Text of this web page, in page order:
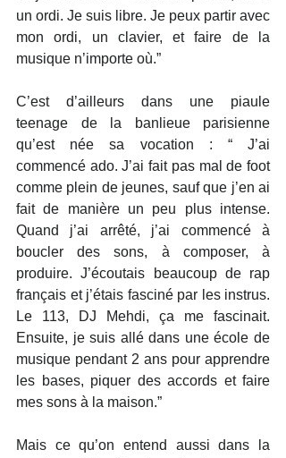
un ordi. Je suis libre. Je peux partir avec
mon ordi, un clavier, et faire de la
musique n’importe où.”
C’est d’ailleurs dans une piaule
teenage de la banlieue parisienne
qu’est née sa vocation : “ J’ai
commencé ado. J’ai fait pas mal de foot
comme plein de jeunes, sauf que j’en ai
fait de manière un peu plus intense.
Quand j’ai arrêté, j’ai commencé à
boucler des sons, à composer, à
produire. J’écoutais beaucoup de rap
français et j’étais fasciné par les instrus.
Le 113, DJ Mehdi, ça me fascinait.
Ensuite, je suis allé dans une école de
musique pendant 2 ans pour apprendre
les bases, piquer des accords et faire
mes sons à la maison.”
Mais ce qu’on entend aussi dans la